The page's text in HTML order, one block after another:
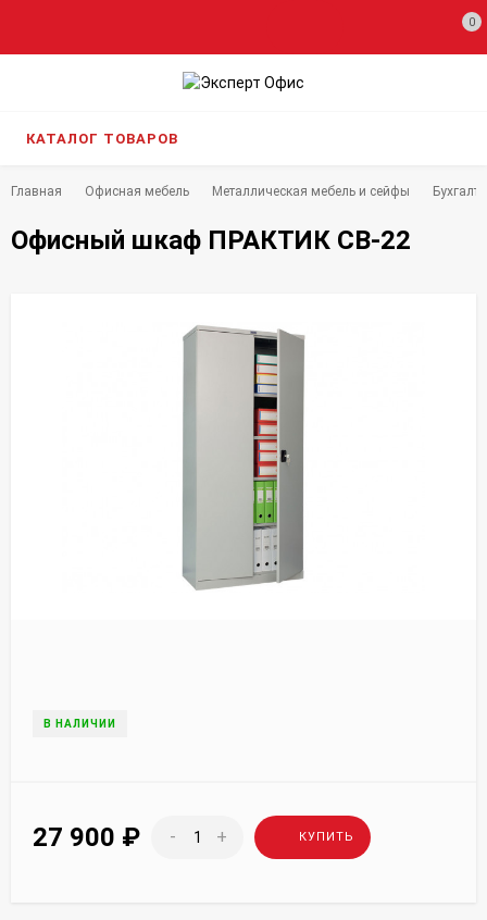
0
КАТАЛОГ ТОВАРОВ
Главная Офисная мебель Металлическая мебель и сейфы
Офисный шкаф ПРАКТИК CB-22
В НАЛИЧИИ
27 900 ₽ - + КУПИТЬ